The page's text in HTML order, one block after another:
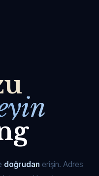
doğrudan erişin. Adres